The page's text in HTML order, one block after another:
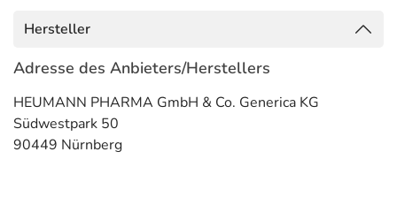
der ein Zusammenziehen der Blutgefäße und damit eine
Blutdruckerhöhung bewirkt.
Ausscheidung von Natrium-, Kalium- und Chlorid-Ionen
aus dem Körper. Gleichzeitig schwemmt er verstärkt
Wasser aus. Dadurch senkt er den Blutdruck und
Hersteller
Adresse des Anbieters/Herstellers
HEUMANN PHARMA GmbH & Co. Generica KG
Südwestpark 50
90449 Nürnberg